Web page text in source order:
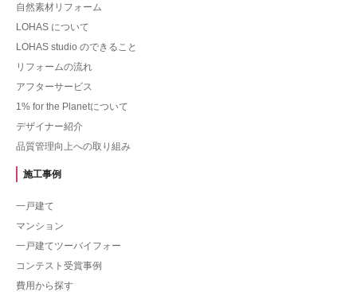
自然素材リフォーム
LOHAS について
LOHAS studio のできること
リフォームの流れ
アフターサービス
1% for the Planetについて
デザイナー紹介
品質管理向上への取り組み
施工事例
一戸建て
マンション
一戸建てツーバイフォー
コンテスト受賞事例
費用から探す